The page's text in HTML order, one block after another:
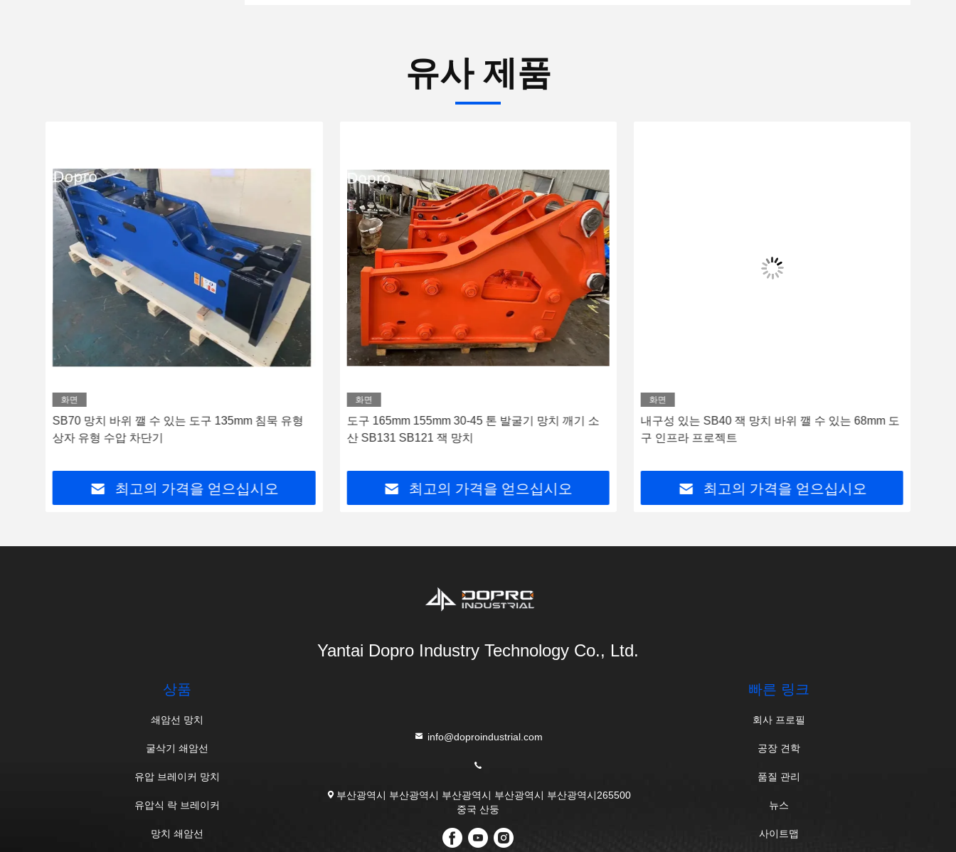
유사 제품
화면
SB70 망치 바위 깰 수 있는 도구 135mm 침묵 유형
상자 유형 수압 차단기
최고의 가격을 얻으십시오
화면
도구 165mm 155mm 30-45 톤 발굴기 망치 깨기 소
산 SB131 SB121 잭 망치
최고의 가격을 얻으십시오
화면
내구성 있는 SB40 잭 망치 바위 깰 수 있는 68mm 도
구 인프라 프로젝트
최고의 가격을 얻으십시오
Yantai Dopro Industry Technology Co., Ltd.
상품
쇄암선 망치
굴삭기 쇄암선
유압 브레이커 망치
유압식 락 브레이커
망치 쇄암선
info@doproindustrial.com
부산광역시 부산광역시 부산광역시 부산광역시 부산광역시265500
중국 산둥
빠른 링크
회사 프로필
공장 견학
품질 관리
뉴스
사이트맵